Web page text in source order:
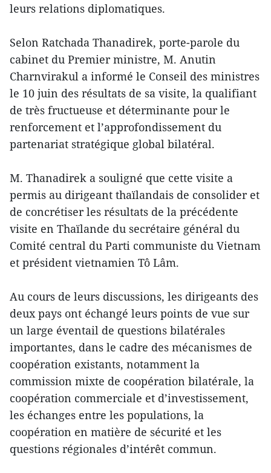
leurs relations diplomatiques.
Selon Ratchada Thanadirek, porte-parole du
cabinet du Premier ministre, M. Anutin
Charnvirakul a informé le Conseil des ministres
le 10 juin des résultats de sa visite, la qualifiant
de très fructueuse et déterminante pour le
renforcement et l’approfondissement du
partenariat stratégique global bilatéral.
M. Thanadirek a souligné que cette visite a
permis au dirigeant thaïlandais de consolider et
de concrétiser les résultats de la précédente
visite en Thaïlande du secrétaire général du
Comité central du Parti communiste du Vietnam
et président vietnamien Tô Lâm.
Au cours de leurs discussions, les dirigeants des
deux pays ont échangé leurs points de vue sur
un large éventail de questions bilatérales
importantes, dans le cadre des mécanismes de
coopération existants, notamment la
commission mixte de coopération bilatérale, la
coopération commerciale et d’investissement,
les échanges entre les populations, la
coopération en matière de sécurité et les
questions régionales d’intérêt commun.